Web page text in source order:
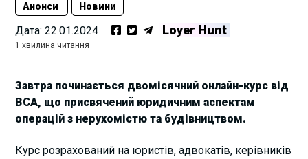
Анонси Новини
Дата:22.01.2024 Loyer Hunt
1 хвилина читання
Завтра починається двомісячний онлайн-курс від
ВСА, що присвячений юридичним аспектам
операцій з нерухомістю та будівництвом.
Курс розрахований на юристів, адвокатів, керівників